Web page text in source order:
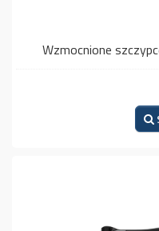
Wzmocnione